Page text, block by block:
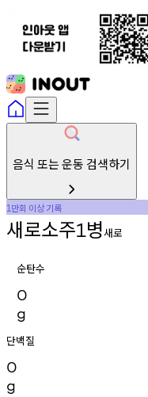
음식 또는 운동 검색하기
1만회 이상기록
새로소주1병새로
순탄수
0
g
단백질
0
g